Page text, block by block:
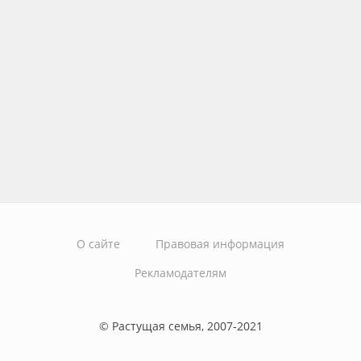
О сайте
Правовая информация
Рекламодателям
© Растущая семья, 2007-2021